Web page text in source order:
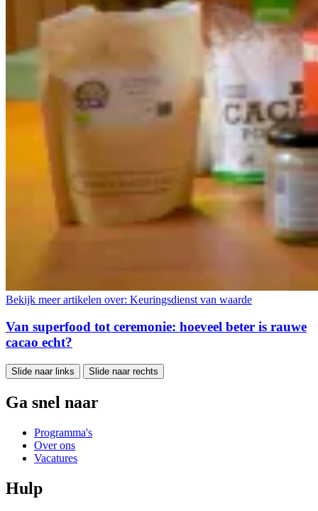
Bekijk meer artikelen over: Keuringsdienst van waarde
Van superfood tot ceremonie: hoeveel beter is rauwe
cacao echt?
Slide naar links Slide naar rechts
Ga snel naar
Programma's
Over ons
Vacatures
Hulp